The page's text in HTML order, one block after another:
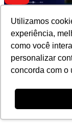
Utilizamos
experiência,
como você
personalizar
concorda com o
Por que contratar
mais barato?